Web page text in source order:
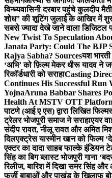
विन्ध्यवासिनी दरबार पहुंचे कुलदीप
शोध” की शूटिंग जुलाई के आखिर में
सबसे ज्यादा देखे जाने वाला डिजिटल
New Twist To Speculation
Janata Party: Could The BJP
Rajya Sabha? Sourcesयश
‘अभि’ को फ़िल्म मेकर धीरू यादव ने
रिकॉर्डधारी को सराहाCasting
Continues His Successful Run
YojnaAruna Babbar Shares
Health At MSTV OTT
पाटणे (आई ए एस) द्वारा लिखित
ट्रेलर भोजपुरी समाज ने सराहाएयर
संदीप रावत, नीलू रावत और अमित
दिलएक्ट्रेस यास्मीन खान को फिल्म
एक्टर का दादा साहब फाल्के इंडियन
सिंह का बिग ब्लास्ट भोजपुरी गाना
रिलीज, बारिश में दिखा समर सिंह
फर्जी बाबाओं और पाखंड के खिलाफ